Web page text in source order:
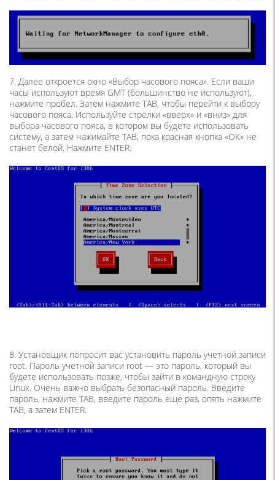
7. Далее откроется окно «Выбор часового пояса». Если ваши
часы используют время GMT (большинство не используют),
нажмите пробел. Затем нажмите TAB, чтобы перейти к выбору
часового пояса. Используйте стрелки «вверх» и «вниз» для
выбора часового пояса, в котором вы будете использовать
систему, а затем нажимайте TAB, пока красная кнопка «ОК» не
станет белой. Нажмите ENTER.
8. Установщик попросит вас установить пароль учетной записи
root. Пароль учетной записи root — это пароль, который вы
будете использовать позже, чтобы зайти в командную строку
Linux. Очень важно выбрать безопасный пароль. Введите
пароль, нажмите TAB, введите пароль еще раз, опять нажмите
TAB, а затем ENTER.